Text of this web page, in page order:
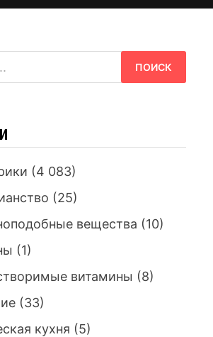
(4 083)
(25)
вещества (10)
(1)
витамины (8)
(33)
кухня (5)